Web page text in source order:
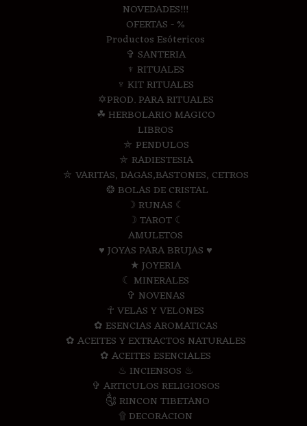
NOVEDADES!!!
OFERTAS - %
Productos Esótericos
✞ SANTERIA
♆ RITUALES
♆ KIT RITUALES
✡PROD. PARA RITUALES
☘ HERBOLARIO MAGICO
LIBROS
⛤ PENDULOS
⛤ RADIESTESIA
⛤ VARITAS, DAGAS,BASTONES, CETROS
❂ BOLAS DE CRISTAL
☽ RUNAS ☾
☽ TAROT ☾
AMULETOS
♥ JOYAS PARA BRUJAS ♥
★ JOYERIA
☾ MINERALES
✞ NOVENAS
☥ VELAS Y VELONES
✿ ESENCIAS AROMATICAS
✿ ACEITES Y EXTRACTOS NATURALES
✿ ACEITES ESENCIALES
♨ INCIENSOS ♨
✞ ARTICULOS RELIGIOSOS
༃ RINCON TIBETANO
۩ DECORACION